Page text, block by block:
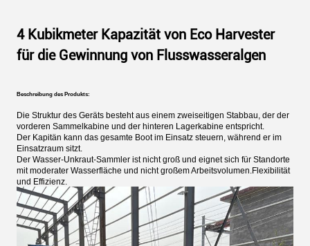
4 Kubikmeter Kapazität von Eco Harvester
für die Gewinnung von Flusswasseralgen
Beschreibung des Produkts:
Die Struktur des Geräts besteht aus einem zweiseitigen Stabbau, der der
vorderen Sammelkabine und der hinteren Lagerkabine entspricht.
Der Kapitän kann das gesamte Boot im Einsatz steuern, während er im
Einsatzraum sitzt.
Der Wasser-Unkraut-Sammler ist nicht groß und eignet sich für Standorte
mit moderater Wasserfläche und nicht großem Arbeitsvolumen.Flexibilität
und Effizienz.